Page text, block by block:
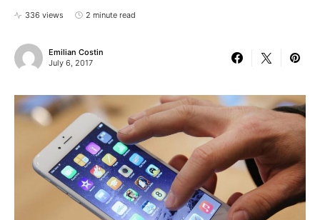
336 views 2 minute read
Emilian Costin
July 6, 2017